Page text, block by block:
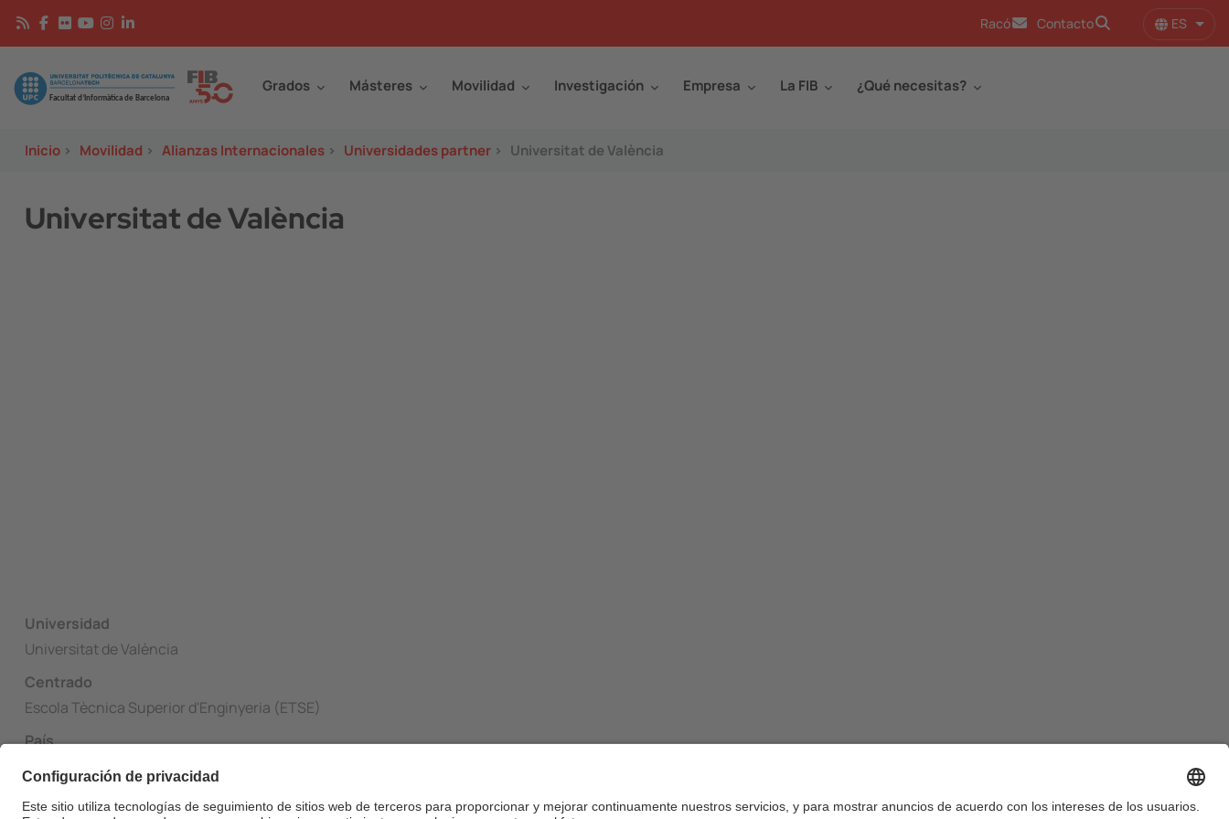
Pasar al contenido principal
Racó Contacto ES
Image Grados Másteres Movilidad Investigación Empresa La FIB ¿Qué necesitas?
Inicio > Movilidad > Alianzas Internacionales > Universidades partner > Universitat de València
Universitat de València
Universidad
Universitat de València
Centrado
Escola Tècnica Superior d'Enginyeria (ETSE)
País
España
Web